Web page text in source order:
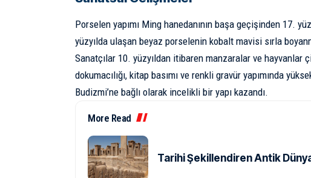
Porselen yapımı Ming hanedanının başa geçişinden 17.
yüzyılda ulaşan beyaz porselenin kobalt mavisi sırla
Sanatçılar 10. yüzyıldan itibaren manzaralar ve hayvanlar
dokumacılığı, kitap basımı ve renkli gravür yapımında
Budizmi’ne bağlı olarak incelikli bir yapı kazandı.
More Read
Tarihi Şekillendiren Antik